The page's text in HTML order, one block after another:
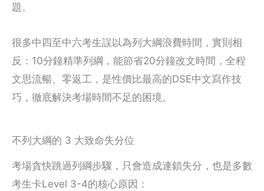
題。
很多中四至中六考生誤以為列大綱浪費時間，實則相
反：10分鐘精準列綱，能節省20分鐘改文時間，全程
文思流暢、零返工，是性價比最高的DSE中文寫作技
巧，徹底解決考場時間不足的困境。
不列大綱的 3 大致命失分位
考場貪快跳過列綱步驟，只會造成連鎖失分，也是多數
考生卡Level 3-4的核心原因：